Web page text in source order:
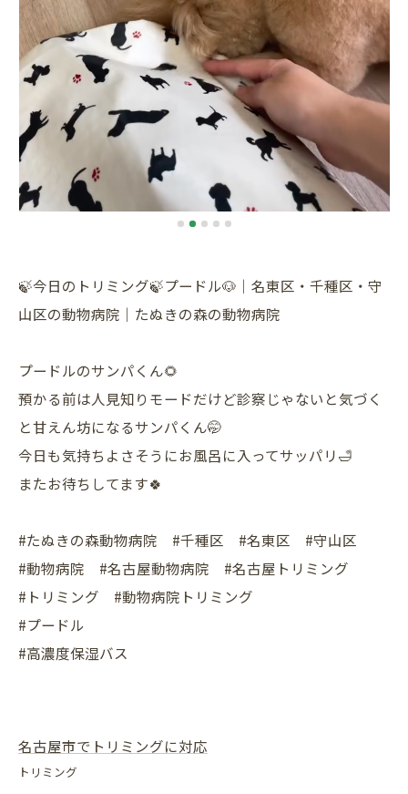
🍃今日のトリミング🍃プードル🐶｜名東区・千種区・守
山区の動物病院｜たぬきの森の動物病院
プードルのサンパくん🌻
預かる前は人見知りモードだけど診察じゃないと気づく
と甘えん坊になるサンパくん🤭
今日も気持ちよさそうにお風呂に入ってサッパリ🛁
またお待ちしてます🍀
#たぬきの森動物病院 #千種区 #名東区 #守山区
#動物病院 #名古屋動物病院 #名古屋トリミング
#トリミング #動物病院トリミング
#プードル
#高濃度保湿バス
名古屋市でトリミングに対応
トリミング